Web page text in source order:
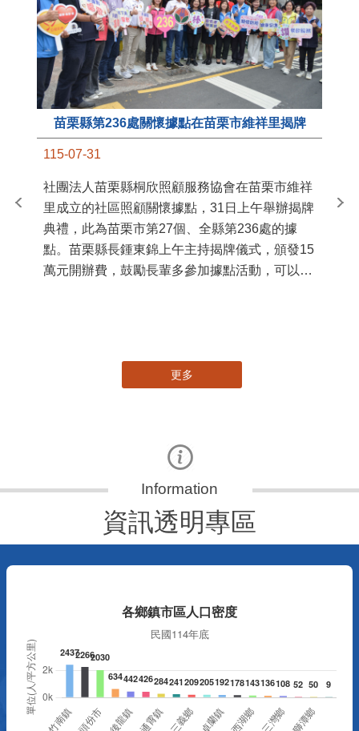
苗栗縣第236處關懷據點在苗栗市維祥里揭牌
115-07-31
社團法人苗栗縣桐欣照顧服務協會在苗栗市維祥
里成立的社區照顧關懷據點，31日上午舉辦揭牌
典禮，此為苗栗市第27個、全縣第236處的據
點。苗栗縣長鍾東錦上午主持揭牌儀式，頒發15
萬元開辦費，鼓勵長輩多參加據點活動，可以更
苗
更多
資訊透明專區